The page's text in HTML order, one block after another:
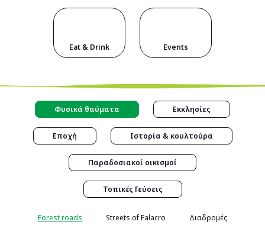
Eat & Drink Events
Φυσικά θαύματα Εκκλησίες
Εποχή Ιστορία & κουλτούρα
Παραδοσιακοί οικισμοί
Τοπικές Γεύσεις
Forest roads Streets of Falacro Διαδρομές